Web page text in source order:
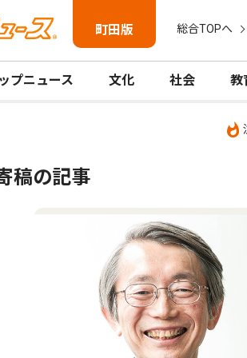
町田版 総合TOPへ
プニュース 文化 社会 教
稿の記事